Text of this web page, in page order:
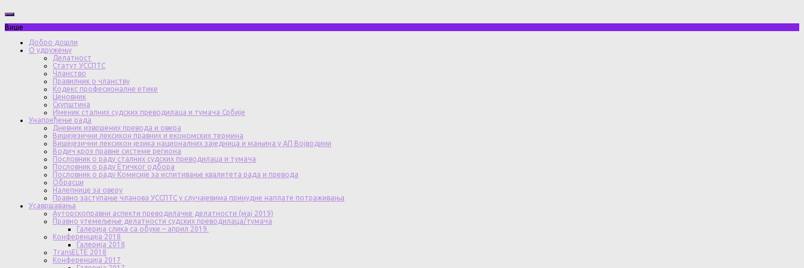
Више
Добро дошли
О удружењу
Делатност
Статут УССПТС
Чланство
Правилник о чланству
Кодекс професионалне етике
Ценовник
Скупштина
Именик сталних судских преводилаца и тумача Србије
Унапређење рада
Дневник извршених превода и овера
Вишејезични лексикон правних и економских термина
Вишејезични лексикон језика националних заједница и мањина у АП Војводини
Водич кроз правне системе региона
Пословник о раду сталних судских преводилаца и тумача
Пословник о раду Етичког одбора
Пословник о раду Комисије за испитивање квалитета рада и превода
Обрасци
Налепнице за оверу
Правно заступање чланова УССПТС у случајевима принудне наплате потраживања
Усавршавања
Ауторскоправни аспекти преводилачке делатности (мај 2019)
Правно утемељење делатности судских преводилаца/тумача
Галерија слика са обуке – април 2019.
Конференција 2018
Галерија 2018
TransELTE 2018
Конференција 2017